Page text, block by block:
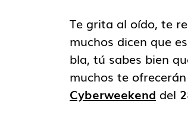
Te grita al oído, te
muchos dicen que
bla, tú sabes bien
muchos te
Cyberweekend del